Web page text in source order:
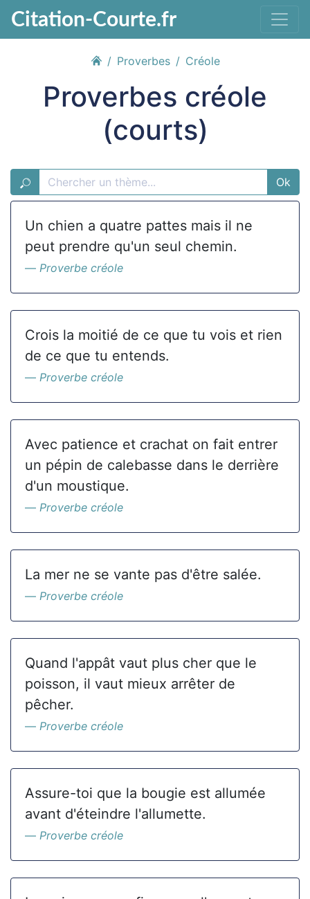
Citation-Courte.fr
Proverbes Créole
Proverbes créole
(courts)
Ok
Un chien a quatre pattes mais il ne
peut prendre qu'un seul chemin.
Proverbe créole
Crois la moitié de ce que tu vois et rien
de ce que tu entends.
Proverbe créole
Avec patience et crachat on fait entrer
un pépin de calebasse dans le derrière
d'un moustique.
Proverbe créole
La mer ne se vante pas d'être salée.
Proverbe créole
Quand l'appât vaut plus cher que le
poisson, il vaut mieux arrêter de
pêcher.
Proverbe créole
Assure-toi que la bougie est allumée
avant d'éteindre l'allumette.
Proverbe créole